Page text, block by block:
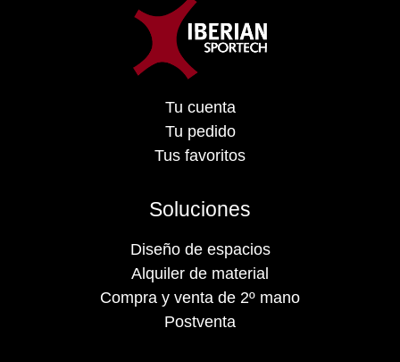
Tu cuenta
Tu pedido
Tus favoritos
Soluciones
Diseño de espacios
Alquiler de material
Compra y venta de 2º mano
Postventa